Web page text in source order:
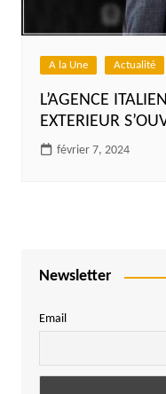
A la Une Actualité
L’AGENCE
EXTERIEUR
février 7, 2024
Newsletter
Email